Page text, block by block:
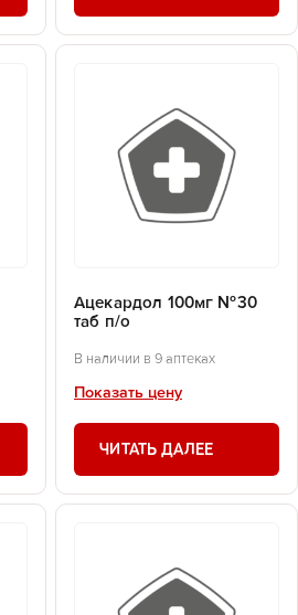
Ацекардол 100мг №30
таб п/о
В наличии в 9 аптеках
Показать цену
ЧИТАТЬ ДАЛЕЕ